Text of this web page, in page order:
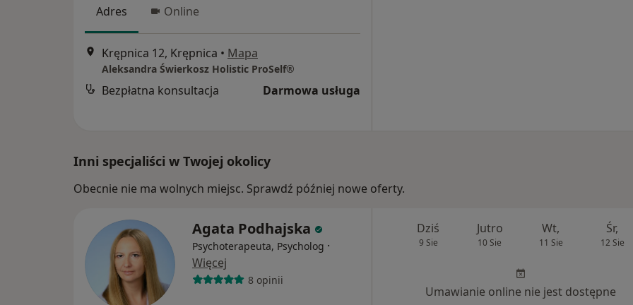
Adres Online
Krępnica 12, Krępnica • Mapa
Aleksandra Świerkosz Holistic ProSelf®
Bezpłatna konsultacja Darmowa usługa
Inni specjaliści w Twojej okolicy
Obecnie nie ma wolnych miejsc. Sprawdź później nowe oferty.
Agata Podhajska
Psychoterapeuta, Psycholog ·
Więcej
8 opinii
Dziś
9 Sie
Jutro
10 Sie
Wt,
11 Sie
Śr,
12 Sie
Umawianie online nie jest dostępne